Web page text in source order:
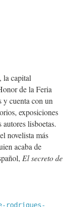
la capital
de la Feria
cuenta con un
exposiciones
lisboetas.
novelista más
acaba de
El secreto de
rodrigues-